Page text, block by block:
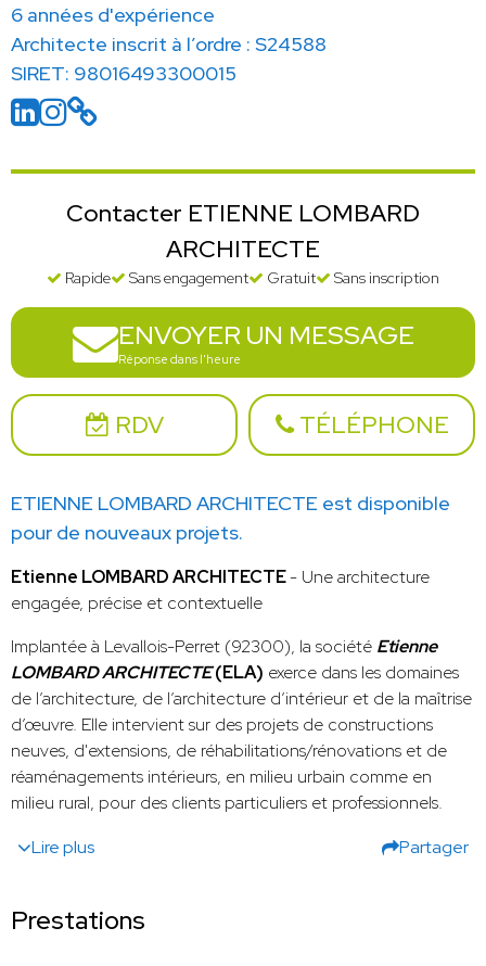
6 années d'expérience
Architecte inscrit à l’ordre : S24588
SIRET: 98016493300015
Contacter ETIENNE LOMBARD
ARCHITECTE
Rapide Sans engagement Gratuit Sans inscription
ENVOYER UN MESSAGE
Réponse dans l'heure
RDV TÉLÉPHONE
ETIENNE LOMBARD ARCHITECTE est disponible
pour de nouveaux projets.
Etienne LOMBARD ARCHITECTE- Une architecture
engagée, précise et contextuelle
Implantée à Levallois-Perret (92300), la société Etienne
LOMBARD ARCHITECTE(ELA) exerce dans les domaines
de l’architecture, de l’architecture d’intérieur et de la maîtrise
d’œuvre. Elle intervient sur des projets de constructions
neuves, d'extensions, de réhabilitations/rénovations et de
réaménagements intérieurs, en milieu urbain comme en
milieu rural, pour des clients particuliers et professionnels.
Lire plus
Partager
Prestations